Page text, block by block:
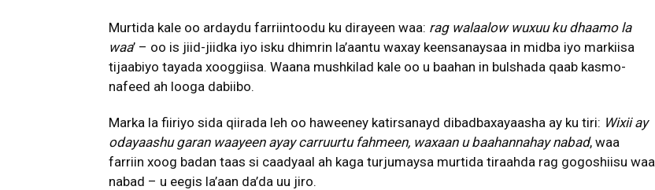
Murtida kale oo ardaydu farriintoodu ku dirayeen waa: rag walaalow wuxuu ku dhaamo la
waa’ – oo is jiid-jiidka iyo isku dhimrin la’aantu waxay keensanaysaa in midba iyo markiisa
tijaabiyo tayada xooggiisa. Waana mushkilad kale oo u baahan in bulshada qaab kasmo-
nafeed ah looga dabiibo.
Marka la fiiriyo sida qiirada leh oo haweeney katirsanayd dibadbaxayaasha ay ku tiri: Wixii ay
odayaashu garan waayeen ayay carruurtu fahmeen, waxaan u baahannahay nabad, waa
farriin xoog badan taas si caadyaal ah kaga turjumaysa murtida tiraahda rag gogoshiisu waa
nabad – u eegis la’aan da’da uu jiro.